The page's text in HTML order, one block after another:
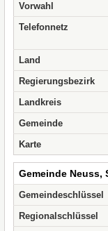
Vorwahl
Telefonnetz
Land
Regierungsbezirk
Landkreis
Gemeinde
Karte
Gemeinde Neuss,
Gemeindeschlüssel
Regionalschlüssel